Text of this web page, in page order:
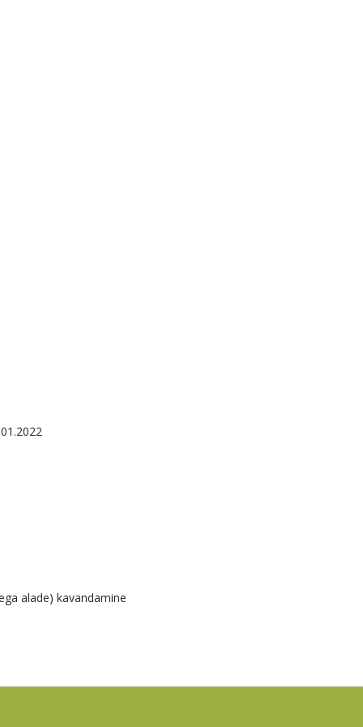
alade) kavandamine